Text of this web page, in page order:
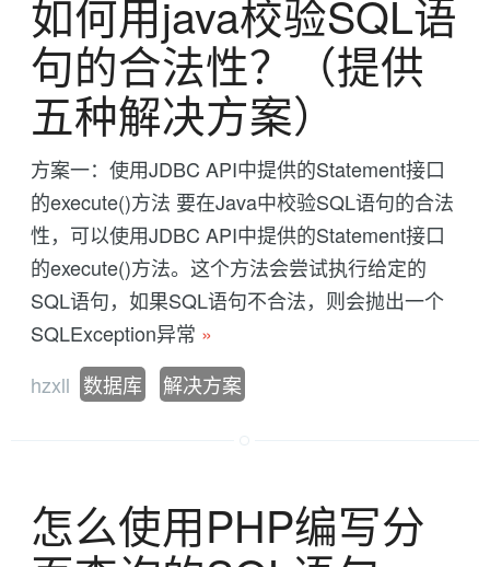
如何用java校验SQL语
句的合法性？（提供
五种解决方案）
方案一：使用JDBC API中提供的Statement接口
的execute()方法 要在Java中校验SQL语句的合法
性，可以使用JDBC API中提供的Statement接口
的execute()方法。这个方法会尝试执行给定的
SQL语句，如果SQL语句不合法，则会抛出一个
SQLException异常 »
hzxll 数据库 解决方案
怎么使用PHP编写分